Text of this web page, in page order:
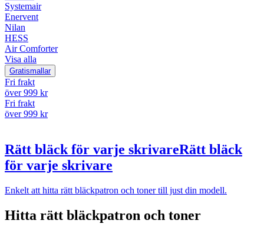
Systemair
Enervent
Nilan
HESS
Air Comforter
Visa alla
Gratismallar
Fri frakt
över 999 kr
Fri frakt
över 999 kr
Rätt bläck för varje skrivareRätt bläck
för varje skrivare
Enkelt att hitta rätt bläckpatron och toner till just din modell.
Hitta rätt bläckpatron och toner